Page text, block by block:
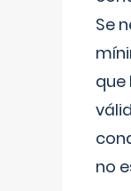
Se
que
no